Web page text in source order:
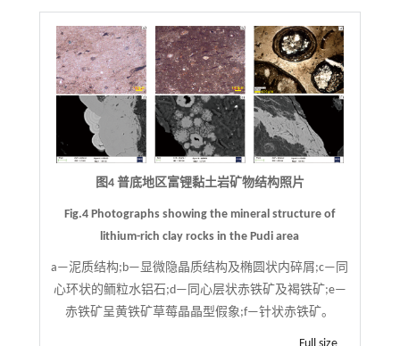
图4 普底地区富锂黏土岩矿物结构照片
Fig.4 Photographs showing the mineral structure of
lithium-rich clay rocks in the Pudi area
a—泥质结构;b—显微隐晶质结构及椭圆状内碎屑;c—同
心环状的鲕粒水铝石;d—同心层状赤铁矿及褐铁矿;e—
赤铁矿呈黄铁矿草莓晶晶型假象;f—针状赤铁矿。
Full size